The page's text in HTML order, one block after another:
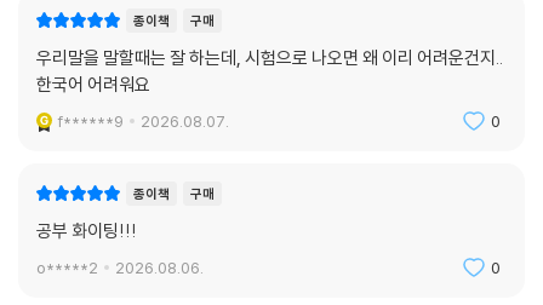
종이책 구매
우리말을 말할때는 잘 하는데, 시험으로 나오면 왜 이리 어려운건지..
한국어 어려워요
f******9 2026.08.07. 0
종이책 구매
공부 화이팅!!!
o*****2 2026.08.06. 0